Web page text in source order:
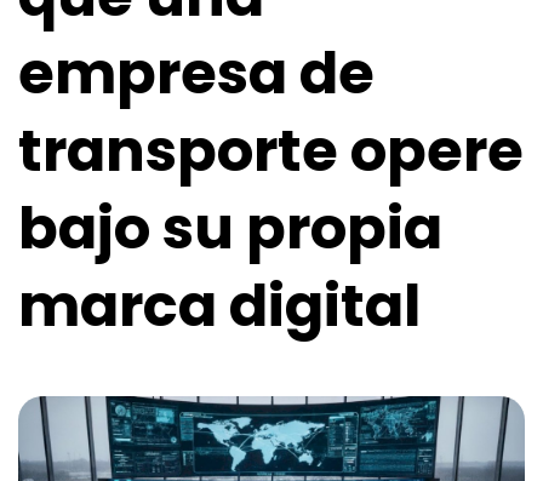
empresa de
transporte opere
bajo su propia
marca digital